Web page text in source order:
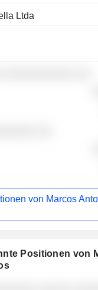
Ltda
von Marcos
Positionen von